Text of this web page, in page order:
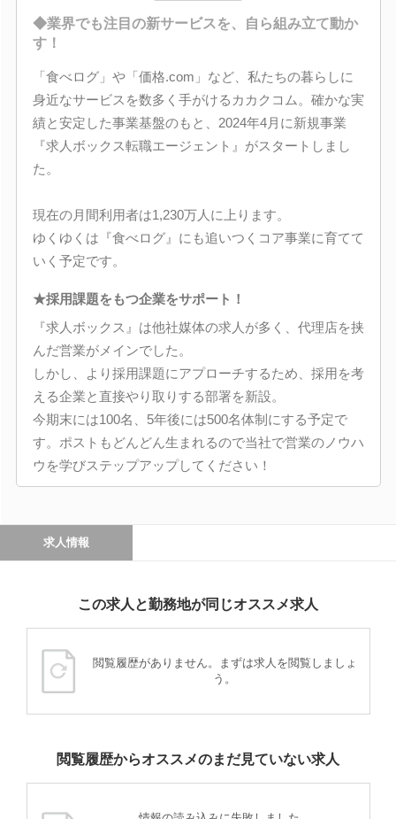
◆業界でも注目の新サービスを、自ら組み立て動か
す！
「食べログ」や「価格.com」など、私たちの暮らしに
身近なサービスを数多く手がけるカカクコム。確かな実
績と安定した事業基盤のもと、2024年4月に新規事業
『求人ボックス転職エージェント』がスタートしまし
た。
現在の月間利用者は1,230万人に上ります。
ゆくゆくは『食べログ』にも追いつくコア事業に育てて
いく予定です。
★採用課題をもつ企業をサポート！
『求人ボックス』は他社媒体の求人が多く、代理店を挟
んだ営業がメインでした。
しかし、より採用課題にアプローチするため、採用を考
える企業と直接やり取りする部署を新設。
今期末には100名、5年後には500名体制にする予定で
す。ポストもどんどん生まれるので当社で営業のノウハ
ウを学びステップアップしてください！
求人情報
この求人と勤務地が同じオススメ求人
閲覧履歴がありません。まずは求人を閲覧しましょ
う。
閲覧履歴からオススメのまだ見ていない求人